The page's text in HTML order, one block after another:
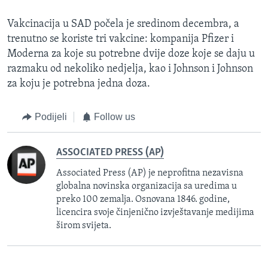
Vakcinacija u SAD počela je sredinom decembra, a
trenutno se koriste tri vakcine: kompanija Pfizer i
Moderna za koje su potrebne dvije doze koje se daju u
razmaku od nekoliko nedjelja, kao i Johnson i Johnson
za koju je potrebna jedna doza.
Podijeli Follow us
ASSOCIATED PRESS (AP)
Associated Press (AP) je neprofitna nezavisna
globalna novinska organizacija sa uredima u
preko 100 zemalja. Osnovana 1846. godine,
licencira svoje činjenično izvještavanje medijima
širom svijeta.